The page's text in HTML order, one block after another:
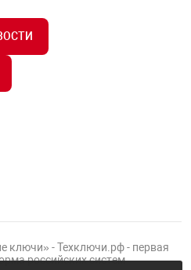
ключи» - Техключи.рф - первая
российских систем